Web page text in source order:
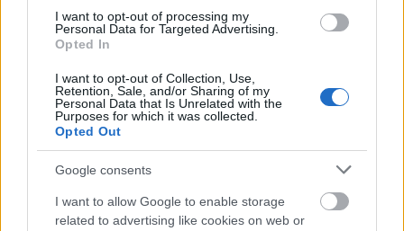
I want to opt-out of processing my
Personal Data for Targeted Advertising.
Opted In
I want to opt-out of Collection, Use,
Retention, Sale, and/or Sharing of my
Personal Data that Is Unrelated with the
Purposes for which it was collected.
Opted Out
Google consents
I want to allow Google to enable storage
related to advertising like cookies on web or